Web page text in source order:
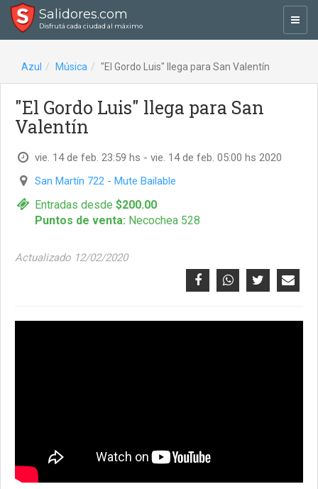
Salidores.com
Disfrutá cada ciudad al máximo
Azul Música "El Gordo Luis" llega para San Valentín
"El Gordo Luis" llega para San
Valentín
vie. 14 de feb. 23:59 hs - vie. 14 de feb. 05:00 hs 2020
San Martín 722 - Mute Bailable
Entradas desde $200.00
Puntos de venta: Necochea 528
Actualizado 12/02/2020